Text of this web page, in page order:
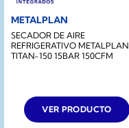
METALPLAN
SECADOR DE AIRE
REFRIGERATIVO METALPLAN
TITAN-150 15BAR 150CFM
VER PRODUCTO